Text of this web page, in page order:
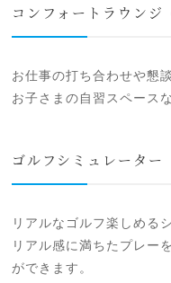
コンフォートラウンジ
お仕事の打ち合わせや懇
お子さまの自習スペース
ゴルフシミュレーター
リアルなゴルフ楽しめる
リアル感に満ちたプレー
ができます。